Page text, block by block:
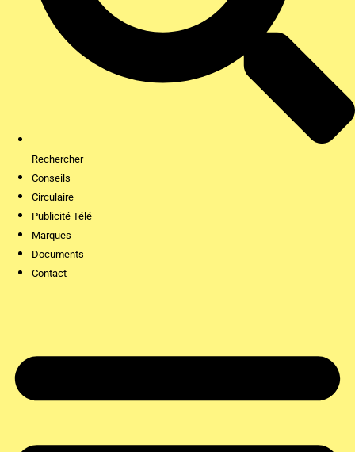
Rechercher
Conseils
Circulaire
Publicité Télé
Marques
Documents
Contact